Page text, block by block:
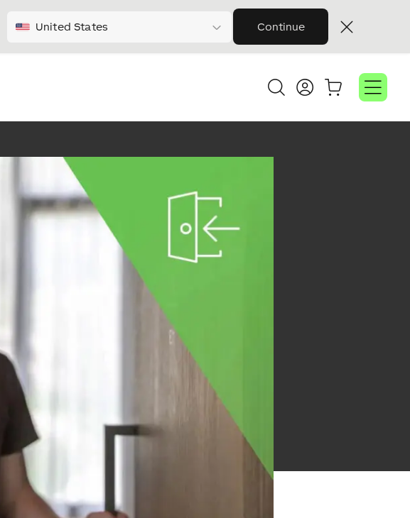
United States Continue